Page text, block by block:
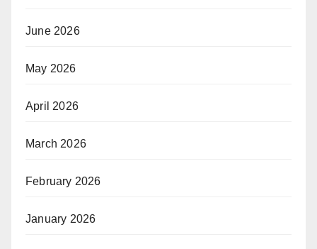
June 2026
May 2026
April 2026
March 2026
February 2026
January 2026